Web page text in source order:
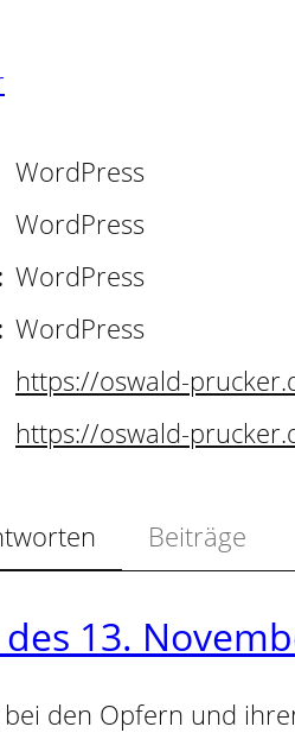
WordPress
WordPress
WordPress
WordPress
https://oswald-
https://oswald-
Beiträge
13.
den Opfern und